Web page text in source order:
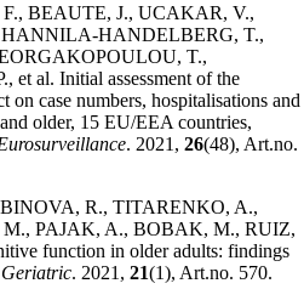
BEAUTE, J., UCAKAR, V.,
HANDELBERG, T.,
T.,
al. Initial assessment of the
case numbers, hospitalisations and
older, 15 EU/EEA countries,
. 2021, 26(48), Art.no.
R., TITARENKO, A.,
PAJAK, A., BOBAK, M., RUIZ,
function in older adults: findings
. 2021, 21(1), Art.no. 570.